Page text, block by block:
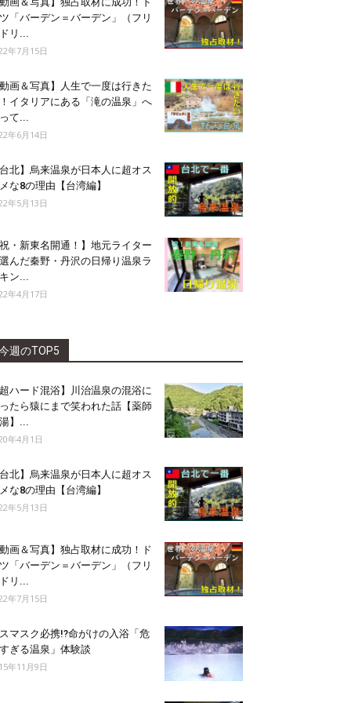
「バーデン＝バーデン」（フリ
リ...
年7月15日
動画＆写真】人生で一度は行きた
イタリアにある「滝の温泉」へ
て...
年6月14日
台北】烏来温泉が日本人に超オス
な8の理由【台湾編】
年5月13日
祝・新東名開通！】地元ライター
んだ秦野・丹沢の日帰り温泉ラ
ン...
年4月17日
週のTOP5
超ハード混浴】川治温泉の混浴に
たら猿にまで笑われた話【薬師
】...
年4月1日
台北】烏来温泉が日本人に超オス
な8の理由【台湾編】
年5月13日
動画＆写真】独占取材に成功！ド
「バーデン＝バーデン」（フリ
リ...
年7月15日
マスク必携!?命がけの入浴「危
ぎる温泉」体験談
年11月9日